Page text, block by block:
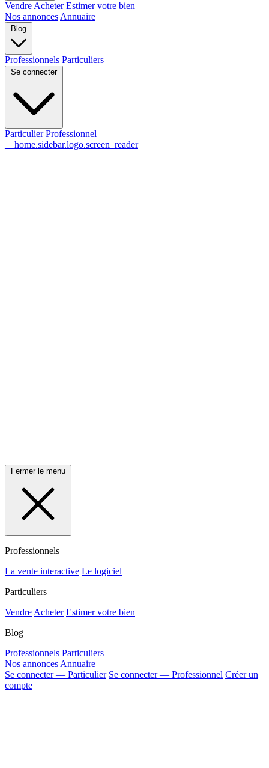
Vendre Acheter Estimer votre bien
Nos annonces Annuaire
Blog
Professionnels Particuliers
Se connecter
Particulier Professionnel
__home.sidebar.logo.screen_reader
Fermer le menu
Professionnels
La vente interactive Le logiciel
Particuliers
Vendre Acheter Estimer votre bien
Blog
Professionnels Particuliers
Nos annonces Annuaire
Se connecter — Particulier Se connecter — Professionnel Créer un
compte